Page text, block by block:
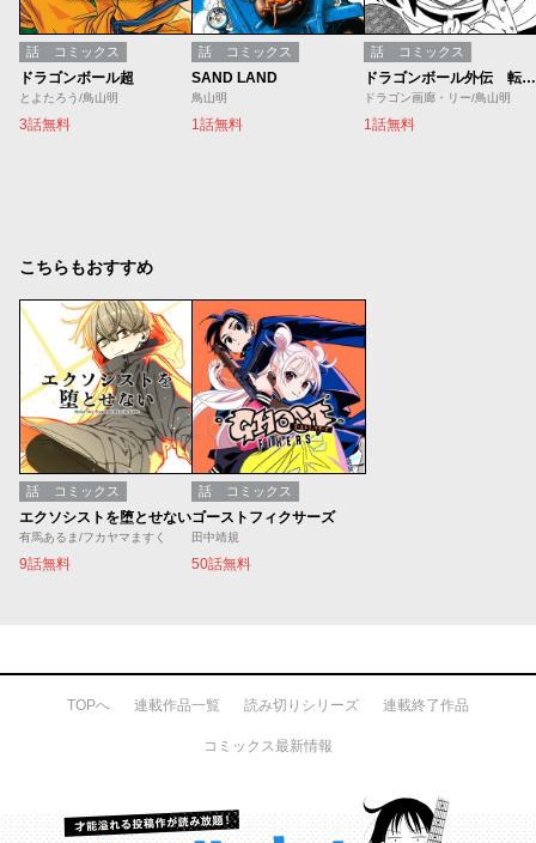
話 コミックス
ドラゴンボール超
とよたろう/鳥山明
3話無料
話 コミックス
SAND LAND
鳥山明
1話無料
話 コミックス
ドラゴンボール外伝 転生したらヤムチャだった件
ドラゴン画廊・リー/鳥山明
1話無料
こちらもおすすめ
話 コミックス
エクソシストを堕とせない
有馬あるま/フカヤマますく
9話無料
話 コミックス
ゴーストフィクサーズ
田中靖規
50話無料
TOPへ 連載作品一覧 読み切りシリーズ 連載終了作品
コミックス最新情報